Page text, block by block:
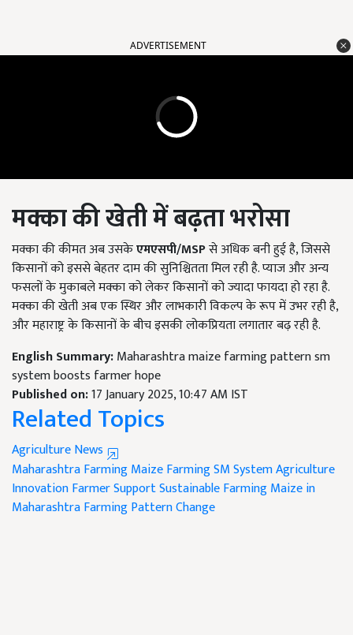
ADVERTISEMENT
मक्का की खेती में बढ़ता भरोसा
मक्का की कीमत अब उसकेएमएसपी/MSPसे अधिक बनी हुई है, जिससे
किसानों को इससे बेहतर दाम की सुनिश्चितता मिल रही है. प्याज और अन्य
फसलों के मुकाबले मक्का को लेकर किसानों को ज्यादा फायदा हो रहा है.
मक्का की खेती अब एक स्थिर और लाभकारी विकल्प के रूप में उभर रही है,
और महाराष्ट्र के किसानों के बीच इसकी लोकप्रियता लगातार बढ़ रही है.
English Summary:Maharashtra maize farming pattern sm
system boosts farmer hope
Published on:17 January 2025, 10:47 AM IST
Related Topics
Agriculture News
Maharashtra FarmingMaize FarmingSM SystemAgriculture
InnovationFarmer SupportSustainable FarmingMaize in
MaharashtraFarming Pattern Change